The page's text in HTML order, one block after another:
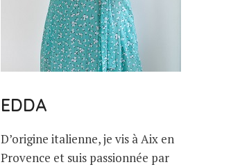
EDDA
D’origine italienne, je vis à Aix en
Provence et suis passionnée par